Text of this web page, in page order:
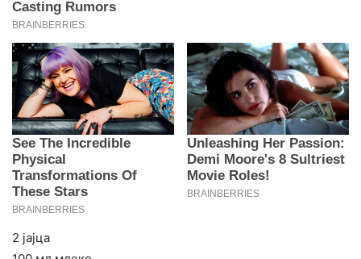
2 јајца